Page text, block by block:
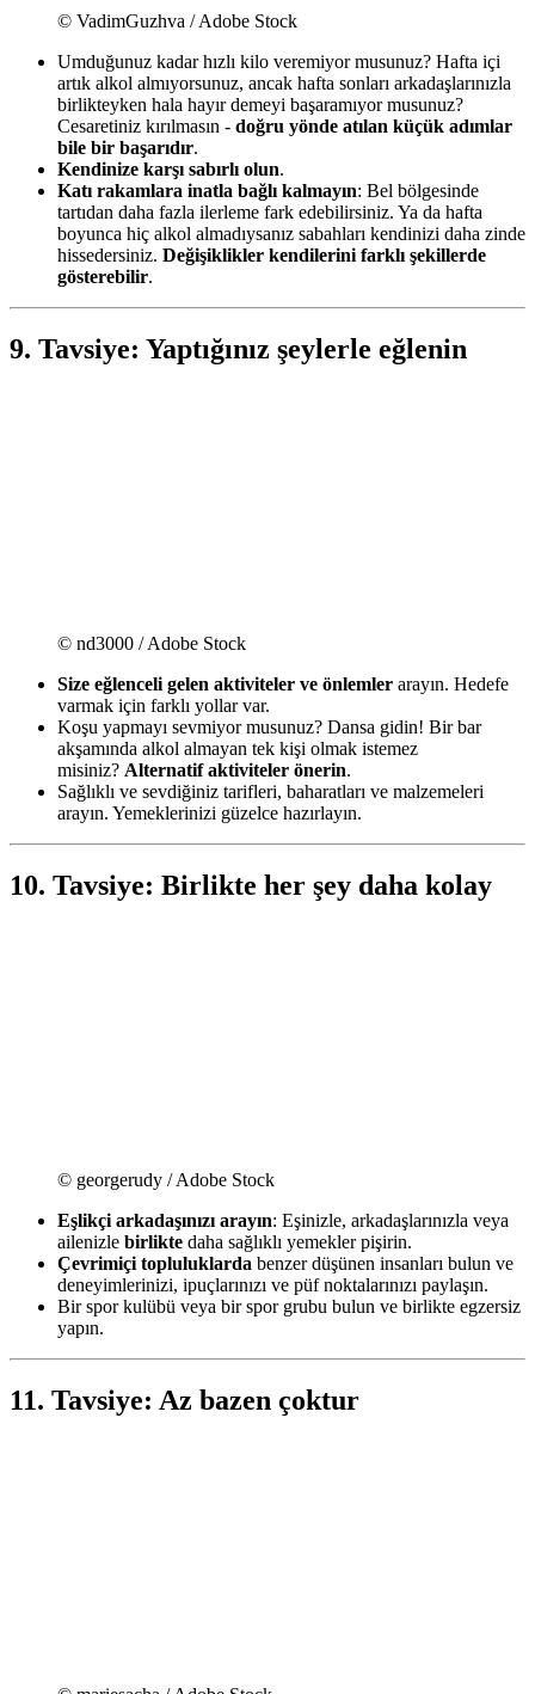
© VadimGuzhva / Adobe Stock
Umduğunuz kadar hızlı kilo veremiyor musunuz? Hafta içi
artık alkol almıyorsunuz, ancak hafta sonları arkadaşlarınızla
birlikteyken hala hayır demeyi başaramıyor musunuz?
Cesaretiniz kırılmasın - doğru yönde atılan küçük adımlar
bile bir başarıdır.
Kendinize karşı sabırlı olun.
Katı rakamlara inatla bağlı kalmayın: Bel bölgesinde
tartıdan daha fazla ilerleme fark edebilirsiniz. Ya da hafta
boyunca hiç alkol almadıysanız sabahları kendinizi daha zinde
hissedersiniz. Değişiklikler kendilerini farklı şekillerde
gösterebilir.
9. Tavsiye: Yaptığınız şeylerle eğlenin
© nd3000 / Adobe Stock
Size eğlenceli gelen aktiviteler ve önlemler arayın. Hedefe
varmak için farklı yollar var.
Koşu yapmayı sevmiyor musunuz? Dansa gidin! Bir bar
akşamında alkol almayan tek kişi olmak istemez
misiniz? Alternatif aktiviteler önerin.
Sağlıklı ve sevdiğiniz tarifleri, baharatları ve malzemeleri
arayın. Yemeklerinizi güzelce hazırlayın.
10. Tavsiye: Birlikte her şey daha kolay
© georgerudy / Adobe Stock
Eşlikçi arkadaşınızı arayın: Eşinizle, arkadaşlarınızla veya
ailenizle birlikte daha sağlıklı yemekler pişirin.
Çevrimiçi topluluklarda benzer düşünen insanları bulun ve
deneyimlerinizi, ipuçlarınızı ve püf noktalarınızı paylaşın.
Bir spor kulübü veya bir spor grubu bulun ve birlikte egzersiz
yapın.
11. Tavsiye: Az bazen çoktur